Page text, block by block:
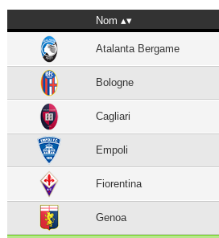
Nom
Atalanta Bergame
Bologne
Cagliari
Empoli
Fiorentina
Genoa